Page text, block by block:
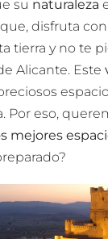
su naturaleza
disfruta
tierra y no te
Alicante. Este
Por eso,
mejores